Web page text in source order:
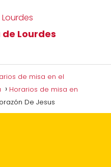
Lourdes
de misa en el
Horarios de misa en
De Jesus